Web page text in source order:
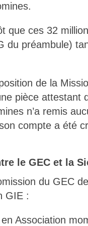
que ces 32
du préambule)
de la
pièce attestant
n’a remis
compte a été
le GEC et la
du GEC
GIE :
Association